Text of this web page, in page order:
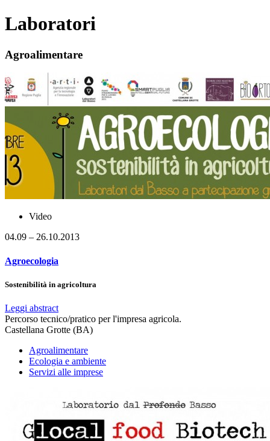
Laboratori
Agroalimentare
Video
04.09 – 26.10.2013
Agroecologia
Sostenibilità in agricoltura
Leggi abstract
Percorso tecnico/pratico per l'impresa agricola.
Castellana Grotte (BA)
Agroalimentare
Ecologia e ambiente
Servizi alle imprese